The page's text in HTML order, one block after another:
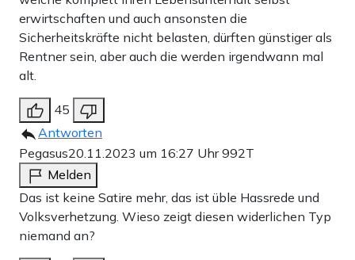
erwirtschaften und auch ansonsten die
Sicherheitskräfte nicht belasten, dürften günstiger als
Rentner sein, aber auch die werden irgendwann mal
alt.
45
Antworten
Pegasus20.11.2023 um 16:27 Uhr992T
Melden
Das ist keine Satire mehr, das ist üble Hassrede und
Volksverhetzung. Wieso zeigt diesen widerlichen Typ
niemand an?